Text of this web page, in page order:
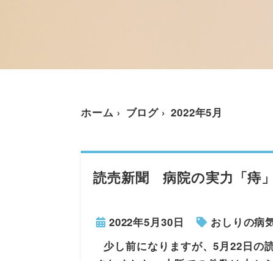
ホーム ブログ 2022年5月
読売新聞 病院の実力「痔
2022年5月30日
おしりの病
少し前になりますが、5月22日の